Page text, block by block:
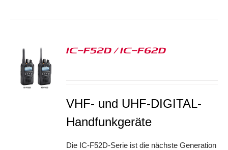
IC-F52D / IC-F62D
VHF- und UHF-DIGITAL-
Handfunkgeräte
Die IC-F52D-Serie ist die nächste Generation